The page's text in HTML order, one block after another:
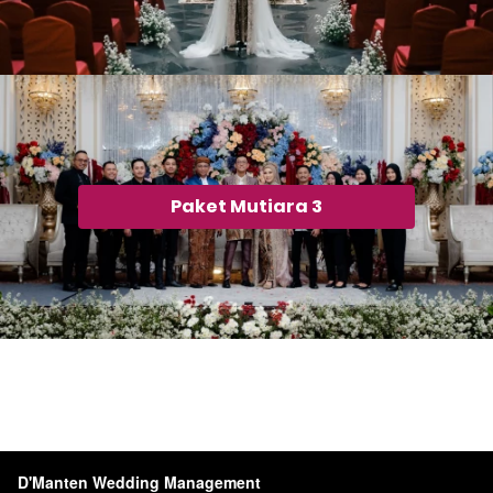
`Paket Mutiara 3
D'Manten Wedding Management